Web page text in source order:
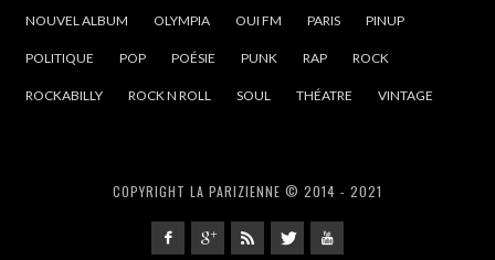
NOUVEL ALBUM OLYMPIA OUI FM PARIS PINUP
POLITIQUE POP POÉSIE PUNK RAP ROCK
ROCKABILLY ROCK N ROLL SOUL THÉATRE VINTAGE
COPYRIGHT LA PARIZIENNE © 2014 - 2021